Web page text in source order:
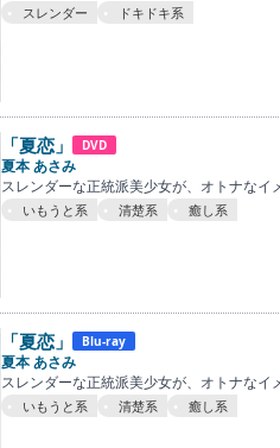
スレンダー ドキドキ系
「夏恋」 DVD
夏本 あさみ
スレンダーな正統派美少女が、オトナなイ
いもうと系 清楚系 癒し系
「夏恋」 Blu-ray
夏本 あさみ
スレンダーな正統派美少女が、オトナなイ
いもうと系 清楚系 癒し系